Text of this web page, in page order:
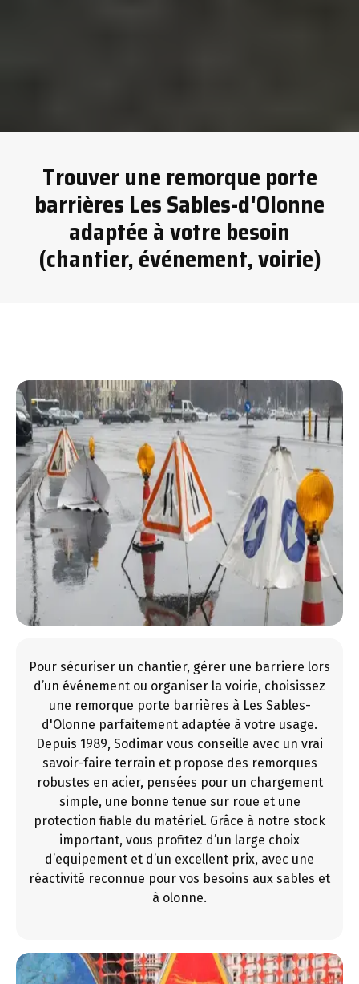
Trouver une remorque porte
barrières Les Sables-d'Olonne
adaptée à votre besoin
(chantier, événement, voirie)
Pour sécuriser un chantier, gérer une barriere lors
d’un événement ou organiser la voirie, choisissez
une remorque porte barrières à Les Sables-
d'Olonne parfaitement adaptée à votre usage.
Depuis 1989, Sodimar vous conseille avec un vrai
savoir-faire terrain et propose des remorques
robustes en acier, pensées pour un chargement
simple, une bonne tenue sur roue et une
protection fiable du matériel. Grâce à notre stock
important, vous profitez d’un large choix
d’equipement et d’un excellent prix, avec une
réactivité reconnue pour vos besoins aux sables et
à olonne.